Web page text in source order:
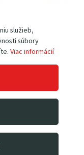
služieb,
súbory
Viac informácií